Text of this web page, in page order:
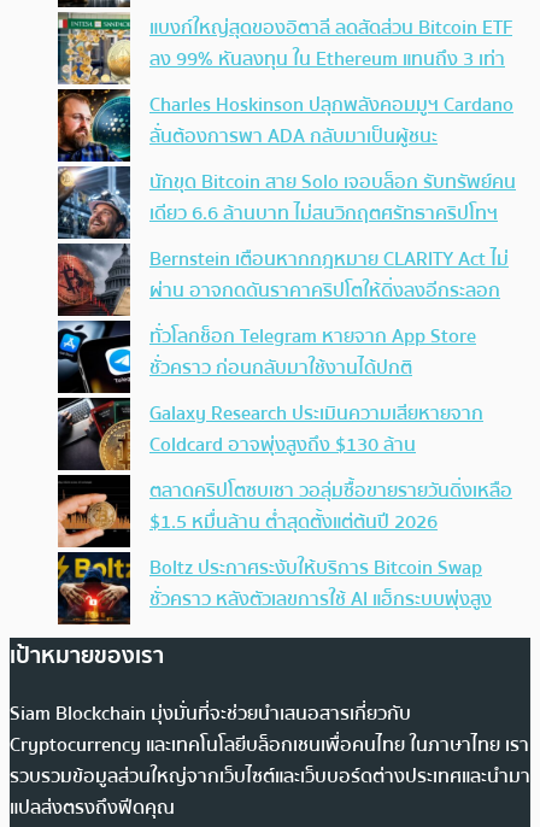
แบงก์ใหญ่สุดของอิตาลี ลดสัดส่วน Bitcoin ETF
ลง 99% หันลงทุน ใน Ethereum แทนถึง 3 เท่า
Charles Hoskinson ปลุกพลังคอมมูฯ Cardano
ลั่นต้องการพา ADA กลับมาเป็นผู้ชนะ
นักขุด Bitcoin สาย Solo เจอบล็อก รับทรัพย์คน
เดียว 6.6 ล้านบาท ไม่สนวิกฤตศรัทธาคริปโทฯ
Bernstein เตือนหากกฎหมาย CLARITY Act ไม่
ผ่าน อาจกดดันราคาคริปโตให้ดิ่งลงอีกระลอก
ทั่วโลกช็อก Telegram หายจาก App Store
ชั่วคราว ก่อนกลับมาใช้งานได้ปกติ
Galaxy Research ประเมินความเสียหายจาก
Coldcard อาจพุ่งสูงถึง $130 ล้าน
ตลาดคริปโตซบเซา วอลุ่มซื้อขายรายวันดิ่งเหลือ
$1.5 หมื่นล้าน ต่ำสุดตั้งแต่ต้นปี 2026
Boltz ประกาศระงับให้บริการ Bitcoin Swap
ชั่วคราว หลังตัวเลขการใช้ AI แฮ็กระบบพุ่งสูง
เป้าหมายของเรา
Siam Blockchain มุ่งมั่นที่จะช่วยนำเสนอสารเกี่ยวกับ
Cryptocurrency และเทคโนโลยีบล็อกเชนเพื่อคนไทย ในภาษาไทย เรา
รวบรวมข้อมูลส่วนใหญ่จากเว็บไซต์และเว็บบอร์ดต่างประเทศและนำมา
แปลส่งตรงถึงฟีดคุณ